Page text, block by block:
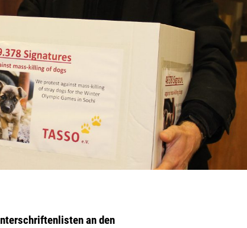
an den